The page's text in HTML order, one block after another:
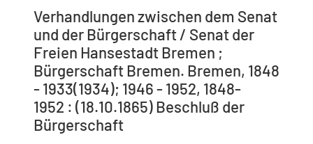
Verhandlungen zwischen dem Senat
und der Bürgerschaft / Senat der
Freien Hansestadt Bremen ;
Bürgerschaft Bremen. Bremen, 1848
- 1933(1934); 1946 - 1952, 1848-
1952 : (18.10.1865) Beschluß der
Bürgerschaft